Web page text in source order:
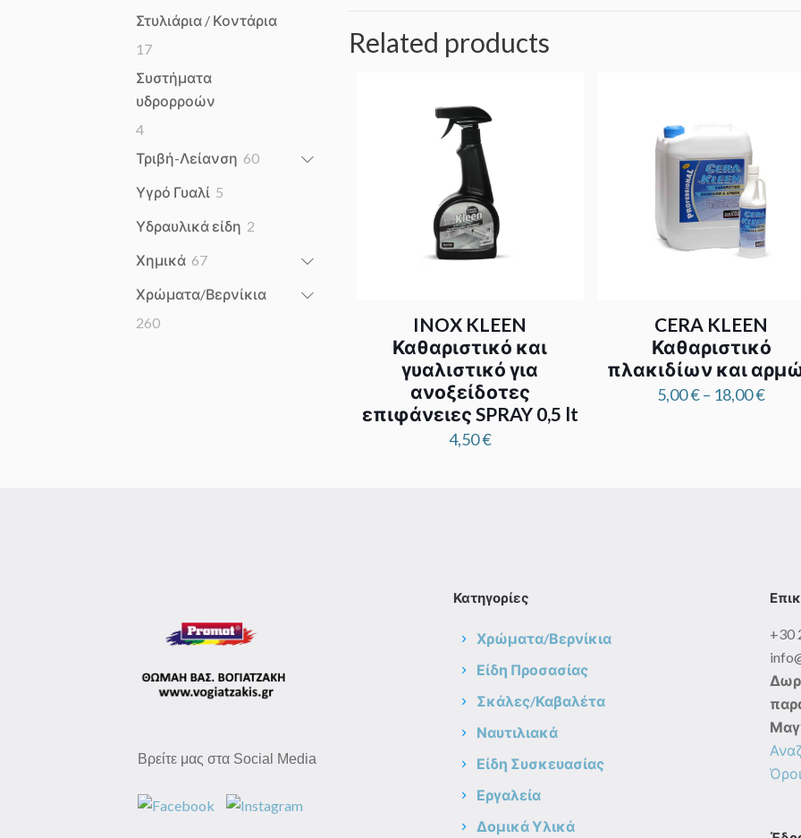
Related products
INOX KLEEN
Καθαριστικό και
γυαλιστικό για
ανοξείδοτες
επιφάνειες SPRAY 0,5 lt
4,50€
CERA KLEEN
Καθαριστικό
πλακιδίων και
5,00€– 18,00€Price
Στυλιάρια / Κοντάρια
1717
products
Συστήματα
υδρορροών
44
products
Τριβή-Λείανση 6060
Υγρό Γυαλί 5
Υδραυλικά είδη 2
Χημικά 6767
Χρώματα/Βερνίκια
260260
Βρείτε μας στα Social Media
Κατηγορίες
Χρώματα/Βερνίκια
Είδη Προσασίας
Σκάλες/Καβαλέτα
Ναυτιλιακά
Είδη Συσκευασίας
Εργαλεία
Δομικά Υλικά
+30